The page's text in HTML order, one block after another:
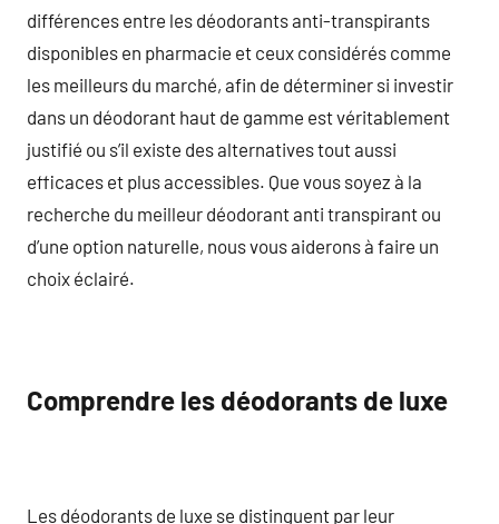
différences entre les déodorants anti-transpirants
disponibles en pharmacie et ceux considérés comme
les meilleurs du marché, afin de déterminer si investir
dans un déodorant haut de gamme est véritablement
justifié ou s’il existe des alternatives tout aussi
efficaces et plus accessibles. Que vous soyez à la
recherche du meilleur déodorant anti transpirant ou
d’une option naturelle, nous vous aiderons à faire un
choix éclairé.
Comprendre les déodorants de luxe
Les déodorants de luxe se distinguent par leur